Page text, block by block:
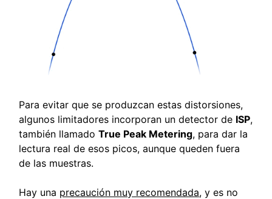
Para evitar que se produzcan estas distorsiones,
algunos limitadores incorporan un detector de ISP,
también llamadoTrue Peak Metering, para dar la
lectura real de esos picos, aunque queden fuera
de las muestras.
Hay una precaución muy recomendada, y es no